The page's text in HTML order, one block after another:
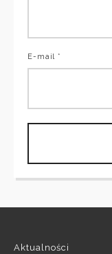
E-mail *
Aktualności